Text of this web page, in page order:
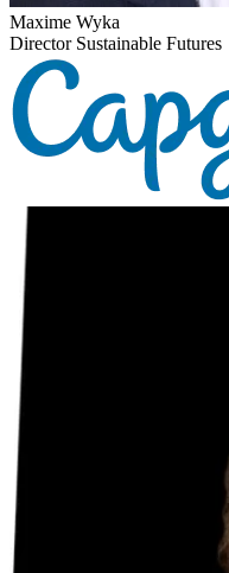
Maxime Wyka
Director Sustainable Futures